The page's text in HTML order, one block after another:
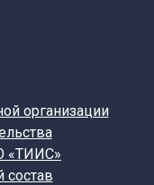
организации
«ТИИС»
состав